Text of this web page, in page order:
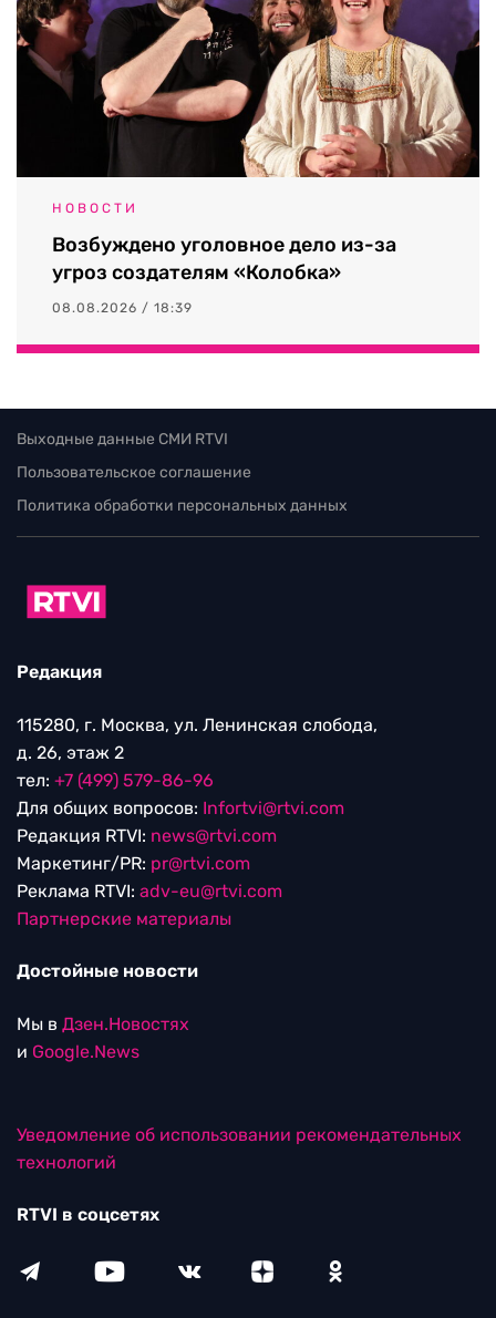
НОВОСТИ
Возбуждено уголовное дело из-за
угроз создателям «Колобка»
08.08.2026 / 18:39
Выходные данные СМИ RTVI
Пользовательское соглашение
Политика обработки персональных данных
Редакция
115280, г. Москва, ул. Ленинская слобода,
д. 26, этаж 2
тел: +7 (499) 579-86-96
Для общих вопросов: Infortvi@rtvi.com
Редакция RTVI: news@rtvi.com
Маркетинг/PR: pr@rtvi.com
Реклама RTVI: adv-eu@rtvi.com
Партнерские материалы
Достойные новости
Мы в Дзен.Новостях
и Google.News
Уведомление об использовании рекомендательных
технологий
RTVI в соцсетях